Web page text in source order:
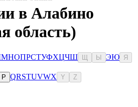
в Алабино
область)
МНОПРСТУФХЦЧШ Ы ЭЮ Я
P QRSTUVWX Y Z